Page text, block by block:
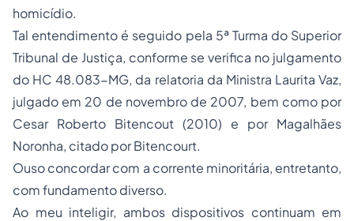
homicídio.
Tal entendimento é seguido pela 5ª Turma do Superior
Tribunal de Justiça, conforme se verifica no julgamento
do HC 48.083-MG, da relatoria da Ministra Laurita Vaz,
julgado em 20 de novembro de 2007, bem como por
Cesar Roberto Bitencout (2010) e por Magalhães
Noronha, citado por Bitencourt.
Ouso concordar com a corrente minoritária, entretanto,
com fundamento diverso.
Ao meu inteligir, ambos dispositivos continuam em